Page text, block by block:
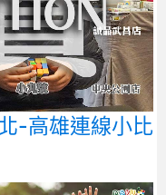
-高雄連線小比